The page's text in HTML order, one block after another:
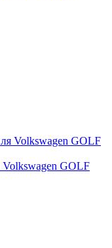
Volkswagen GOLF